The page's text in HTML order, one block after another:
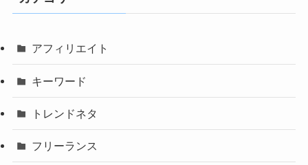
アフィリエイト
キーワード
トレンドネタ
フリーランス